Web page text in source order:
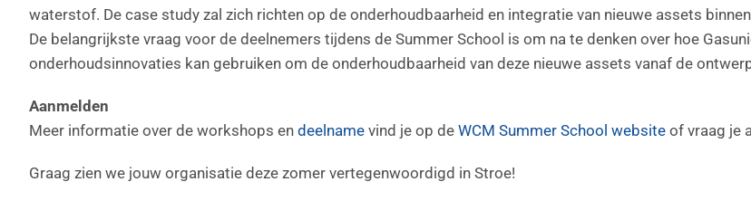
waterstof. De case study zal zich richten op de onderhoudbaarheid en integratie van nieuwe assets
De belangrijkste vraag voor de deelnemers tijdens de Summer School is om na te denken over hoe
onderhoudsinnovaties kan gebruiken om de onderhoudbaarheid van deze nieuwe assets vanaf de
Aanmelden
Meer informatie over de workshops en deelname vind je op de WCM Summer School website of vraag je
Graag zien we jouw organisatie deze zomer vertegenwoordigd in Stroe!